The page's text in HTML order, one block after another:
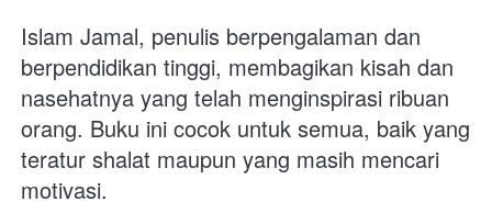
Islam Jamal, penulis berpengalaman dan
berpendidikan tinggi, membagikan kisah dan
nasehatnya yang telah menginspirasi ribuan
orang. Buku ini cocok untuk semua, baik yang
teratur shalat maupun yang masih mencari
motivasi.